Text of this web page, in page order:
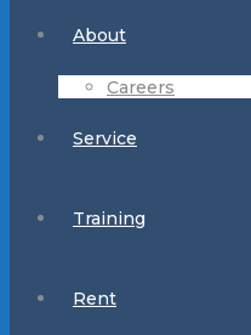
About
Careers
Service
Training
Rent